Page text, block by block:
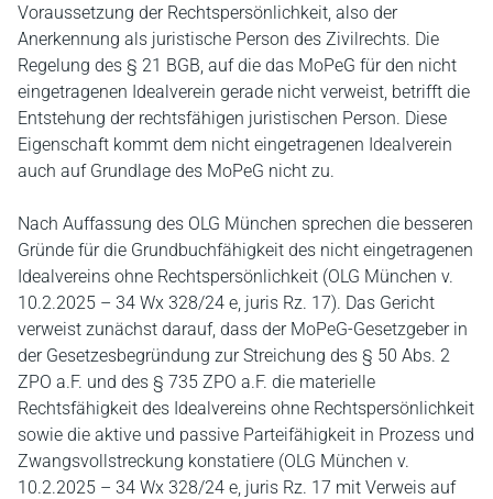
Voraussetzung der Rechtspersönlichkeit, also der
Anerkennung als juristische Person des Zivilrechts. Die
Regelung des § 21 BGB, auf die das MoPeG für den nicht
eingetragenen Idealverein gerade nicht verweist, betrifft die
Entstehung der rechtsfähigen juristischen Person. Diese
Eigenschaft kommt dem nicht eingetragenen Idealverein
auch auf Grundlage des MoPeG nicht zu.
Nach Auffassung des OLG München sprechen die besseren
Gründe für die Grundbuchfähigkeit des nicht eingetragenen
Idealvereins ohne Rechtspersönlichkeit (OLG München v.
10.2.2025 – 34 Wx 328/24 e, juris Rz. 17). Das Gericht
verweist zunächst darauf, dass der MoPeG-Gesetzgeber in
der Gesetzesbegründung zur Streichung des § 50 Abs. 2
ZPO a.F. und des § 735 ZPO a.F. die materielle
Rechtsfähigkeit des Idealvereins ohne Rechtspersönlichkeit
sowie die aktive und passive Parteifähigkeit in Prozess und
Zwangsvollstreckung konstatiere (OLG München v.
10.2.2025 – 34 Wx 328/24 e, juris Rz. 17 mit Verweis auf